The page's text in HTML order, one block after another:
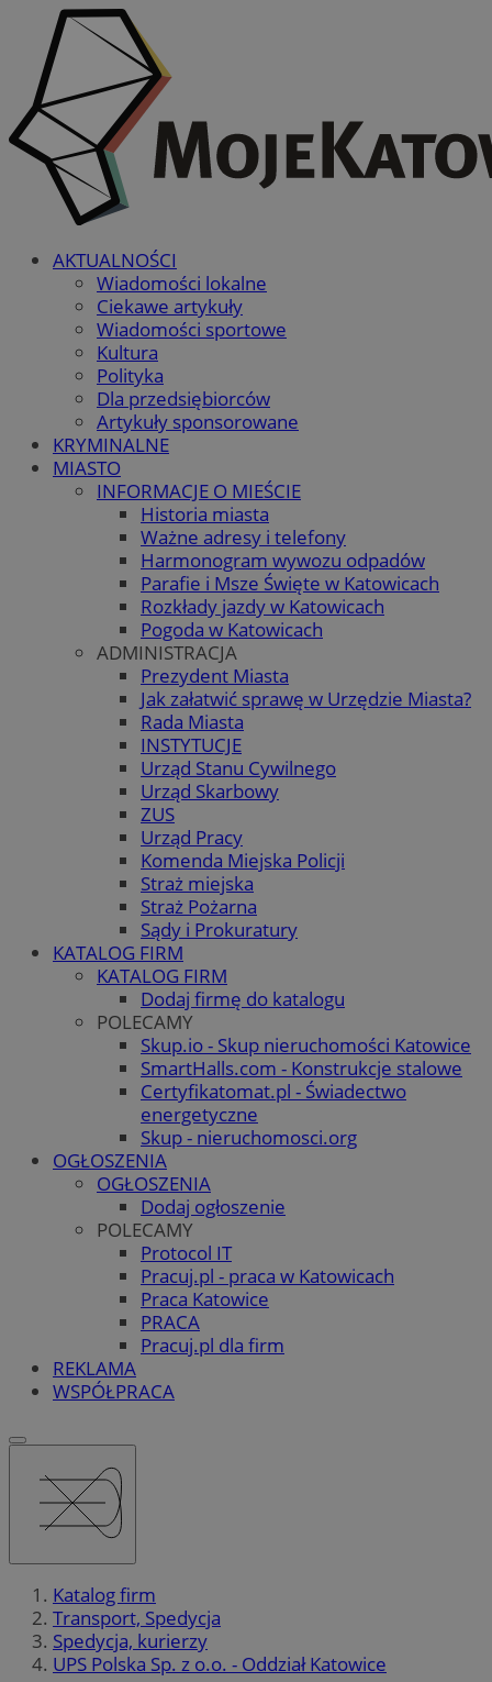
AKTUALNOŚCI
Wiadomości lokalne
Ciekawe artykuły
Wiadomości sportowe
Kultura
Polityka
Dla przedsiębiorców
Artykuły sponsorowane
KRYMINALNE
MIASTO
INFORMACJE O MIEŚCIE
Historia miasta
Ważne adresy i telefony
Harmonogram wywozu odpadów
Parafie i Msze Święte w Katowicach
Rozkłady jazdy w Katowicach
Pogoda w Katowicach
ADMINISTRACJA
Prezydent Miasta
Jak załatwić sprawę w Urzędzie Miasta?
Rada Miasta
INSTYTUCJE
Urząd Stanu Cywilnego
Urząd Skarbowy
ZUS
Urząd Pracy
Komenda Miejska Policji
Straż miejska
Straż Pożarna
Sądy i Prokuratury
KATALOG FIRM
KATALOG FIRM
Dodaj firmę do katalogu
POLECAMY
Skup.io - Skup nieruchomości Katowice
SmartHalls.com - Konstrukcje stalowe
Certyfikatomat.pl - Świadectwo
energetyczne
Skup - nieruchomosci.org
OGŁOSZENIA
OGŁOSZENIA
Dodaj ogłoszenie
POLECAMY
Protocol IT
Pracuj.pl - praca w Katowicach
Praca Katowice
PRACA
Pracuj.pl dla firm
REKLAMA
WSPÓŁPRACA
Katalog firm
Transport, Spedycja
Spedycja, kurierzy
UPS Polska Sp. z o.o. - Oddział Katowice